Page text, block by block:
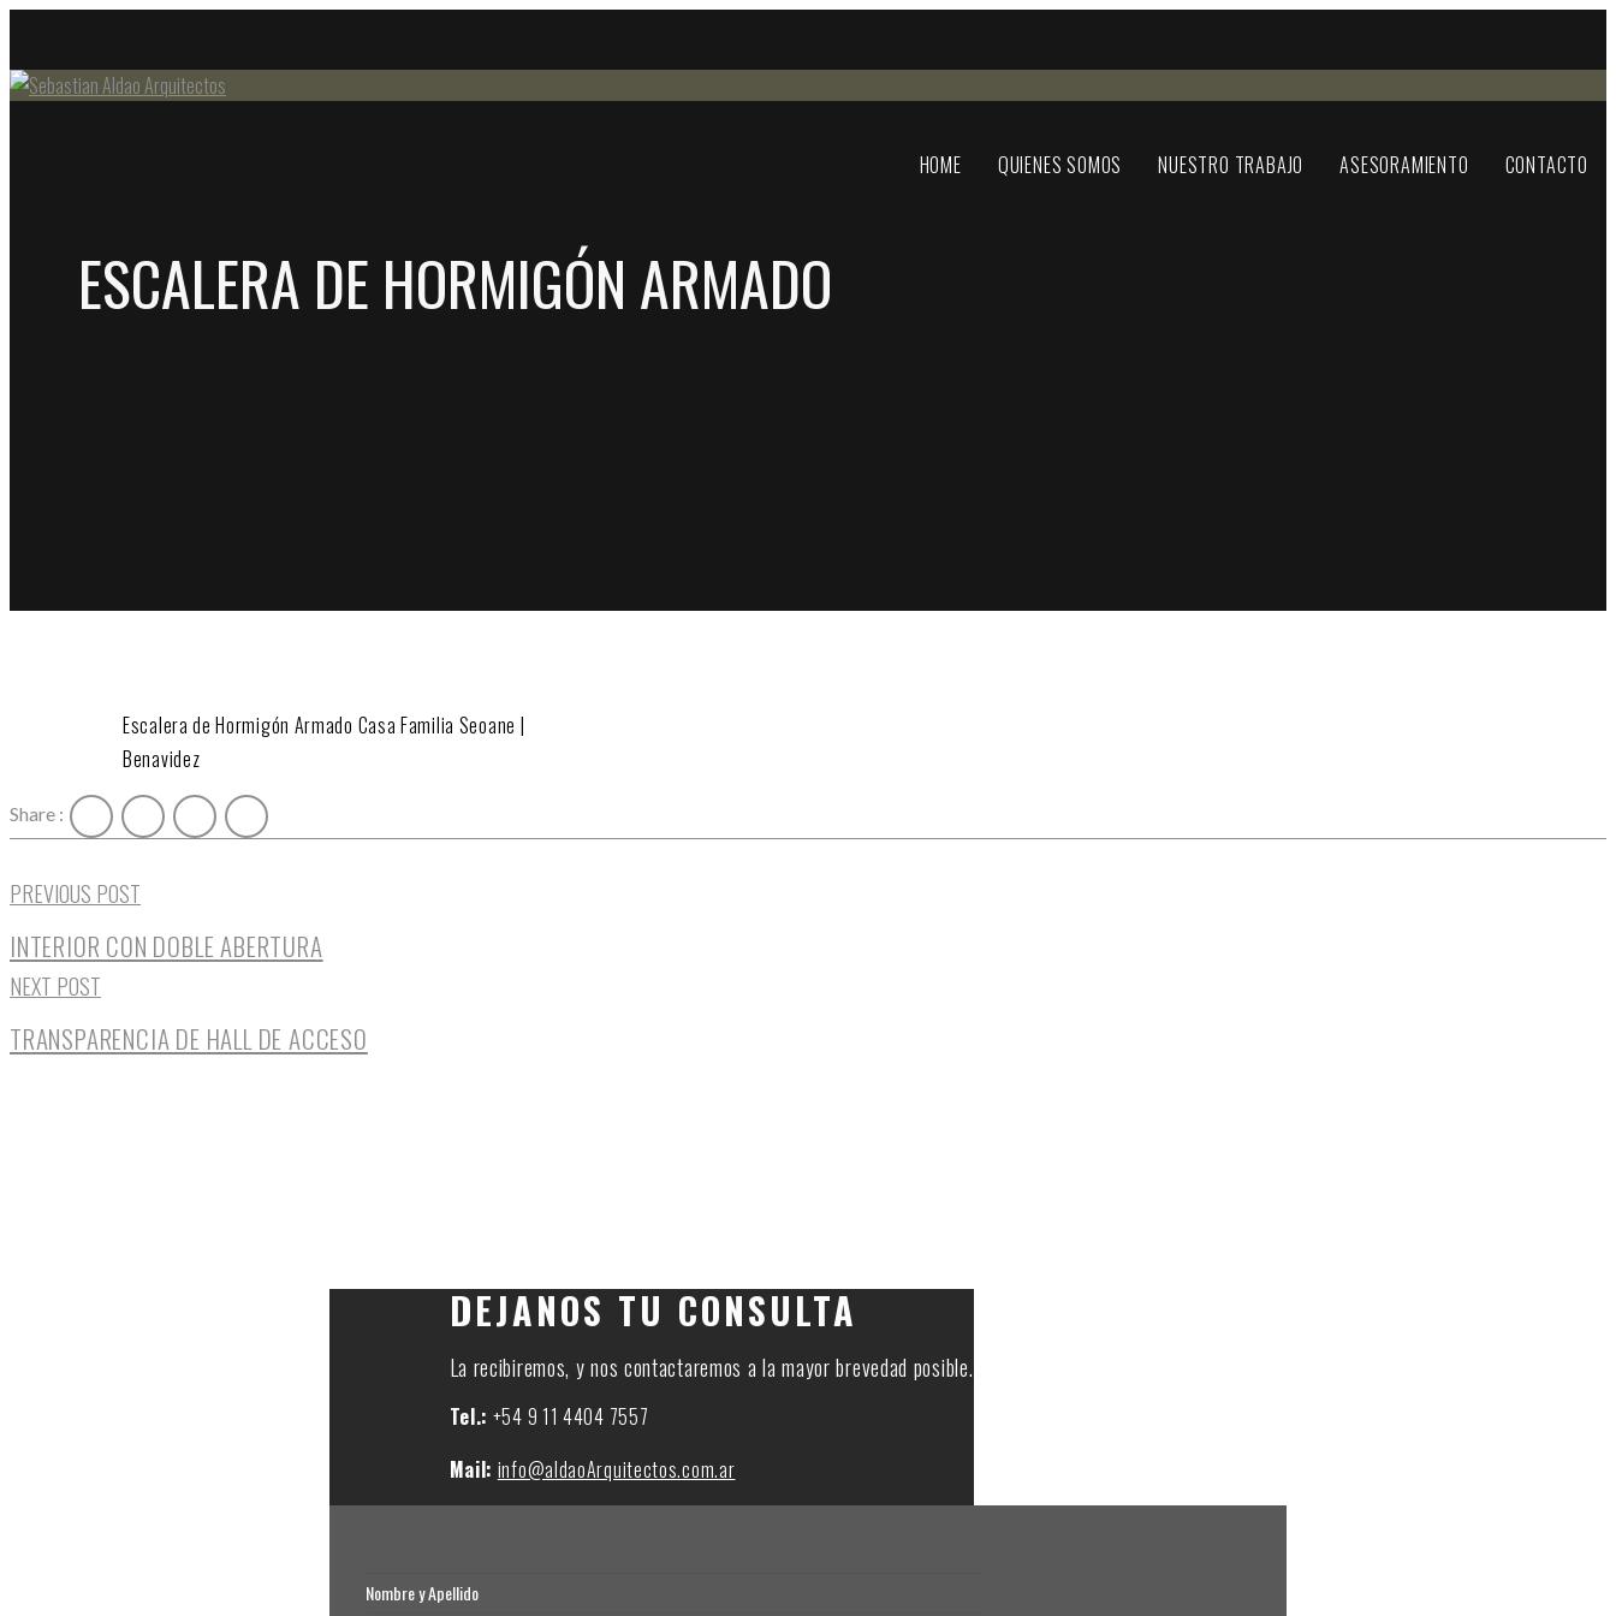
HOME QUIENES SOMOS NUESTRO TRABAJO ASESORAMIENTO CONTACTO
ESCALERA DE HORMIGÓN ARMADO
Escalera de Hormigón Armado Casa Familia Seoane |
Benavidez
Share :
PREVIOUS POST
INTERIOR CON DOBLE ABERTURA
NEXT POST
TRANSPARENCIA DE HALL DE ACCESO
DEJANOS TU CONSULTA
La recibiremos, y nos contactaremos a la mayor brevedad posible.
Tel.: +54 9 11 4404 7557
Mail: info@aldaoArquitectos.com.ar